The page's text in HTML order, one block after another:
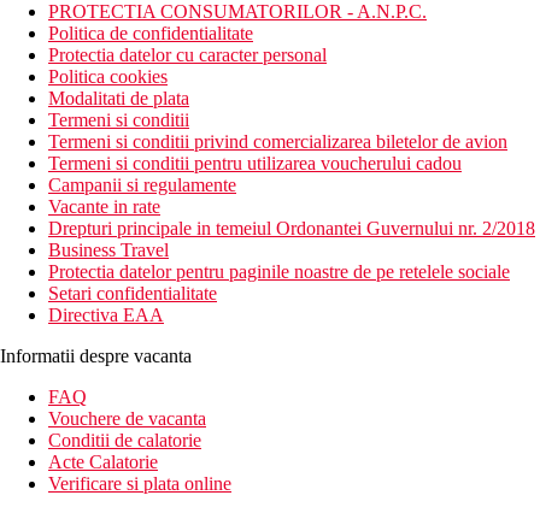
PROTECTIA CONSUMATORILOR - A.N.P.C.
Politica de confidentialitate
Protectia datelor cu caracter personal
Politica cookies
Modalitati de plata
Termeni si conditii
Termeni si conditii privind comercializarea biletelor de avion
Termeni si conditii pentru utilizarea voucherului cadou
Campanii si regulamente
Vacante in rate
Drepturi principale in temeiul Ordonantei Guvernului nr. 2/2018
Business Travel
Protectia datelor pentru paginile noastre de pe retelele sociale
Setari confidentialitate
Directiva EAA
Informatii despre vacanta
FAQ
Vouchere de vacanta
Conditii de calatorie
Acte Calatorie
Verificare si plata online